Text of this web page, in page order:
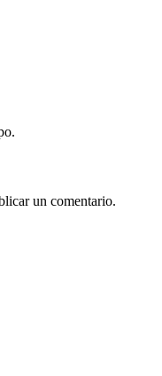
un comentario.